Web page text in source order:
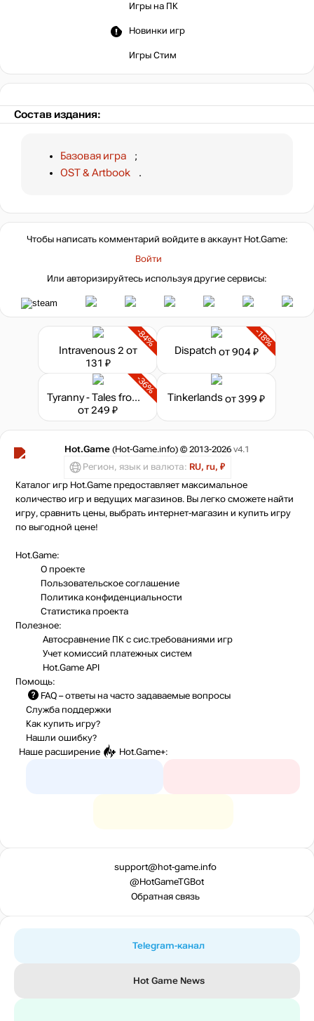
Игры на ПК
Новинки игр
Игры Стим
Состав издания:
Базовая игра
;
OST & Artbook
.
Чтобы написать комментарий войдите в аккаунт Hot.Game:
Войти
Или авторизируйтесь используя другие сервисы:
-84%
Intravenous 2 от
131 ₽
-18%
Dispatch от 904 ₽
-36%
Tyranny - Tales from the Tiers
от 249 ₽
Tinkerlandsот 399 ₽
Hot.Game (Hot-Game.info) © 2013-2026 v4.1
Регион, язык и валюта: RU, ru, ₽
Каталог игр Hot.Game предоставляет максимальное
количество игр и ведущих магазинов. Вы легко сможете найти
игру, сравнить цены, выбрать интернет-магазин и купить игру
по выгодной цене!
Hot.Game:
О проекте
Пользовательское соглашение
Политика конфиденциальности
Статистика проекта
Полезное:
Автосравнение ПК с сис.требованиями игр
Учет комиссий платежных систем
Hot.Game API
Помощь:
FAQ – ответы на часто задаваемые вопросы
Служба поддержки
Как купить игру?
Нашли ошибку?
Наше расширение
Hot.Game+:
support@hot-game.info
@HotGameTGBot
Обратная связь
Telegram-канал
Hot Game News